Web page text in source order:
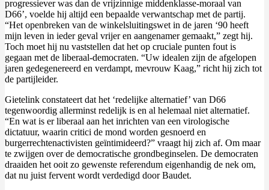
progressiever was dan de vrijzinnige middenklasse-moraal van
D66’, voelde hij altijd een bepaalde verwantschap met de partij.
“Het openbreken van de winkelsluitingswet in de jaren ‘90 heeft
mijn leven in ieder geval vrijer en aangenamer gemaakt,” zegt hij.
Toch moet hij nu vaststellen dat het op cruciale punten fout is
gegaan met de liberaal-democraten. “Uw idealen zijn de afgelopen
jaren gedegenereerd en verdampt, mevrouw Kaag,” richt hij zich tot
de partijleider.
Gietelink constateert dat het ‘redelijke alternatief’ van D66
tegenwoordig allerminst redelijk is en al helemaal niet alternatief.
“En wat is er liberaal aan het inrichten van een virologische
dictatuur, waarin critici de mond worden gesnoerd en
burgerrechtenactivisten geïntimideerd?” vraagt hij zich af. Om maar
te zwijgen over de democratische grondbeginselen. De democraten
draaiden het ooit zo gewenste referendum eigenhandig de nek om,
dat nu juist fervent wordt verdedigd door Baudet.